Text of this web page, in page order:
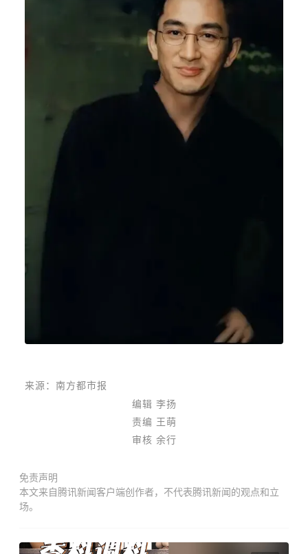
来源：南方都市报
编辑 李扬
责编 王萌
审核 余行
免责声明
本文来自腾讯新闻客户端创作者，不代表腾讯新闻的观点和立
场。